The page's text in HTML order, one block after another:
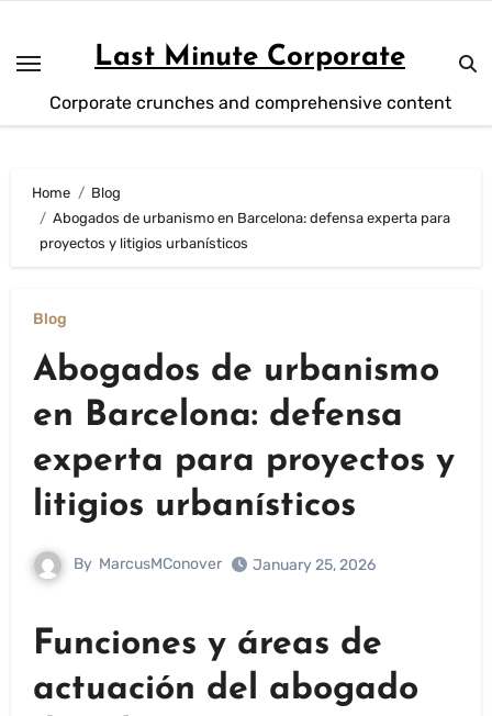
content
Last Minute Corporate
Corporate crunches and comprehensive content
Home
Blog
Abogados de urbanismo en Barcelona: defensa experta para
proyectos y litigios urbanísticos
Blog
Abogados de urbanismo
en Barcelona: defensa
experta para proyectos y
litigios urbanísticos
By MarcusMConover January 25, 2026
Funciones y áreas de
actuación del abogado